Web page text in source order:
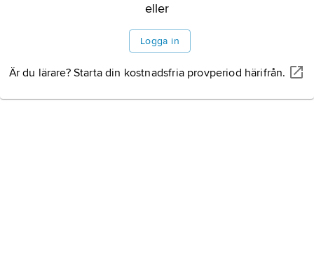
eller
Logga in
Är du lärare? Starta din kostnadsfria provperiod härifrån.